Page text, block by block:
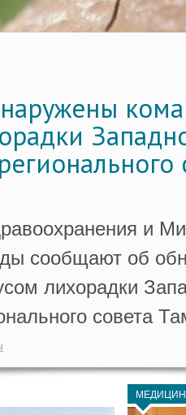
и
сообщают об
лихорадки
совета